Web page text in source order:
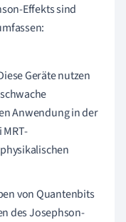
Effekts sind
Geräte nutzen
Anwendung in der
von Quantenbits
des Josephson-